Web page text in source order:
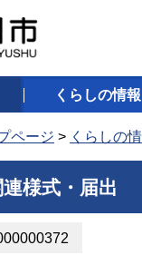
くらしの情報
ページ > くらしの
様式・届出